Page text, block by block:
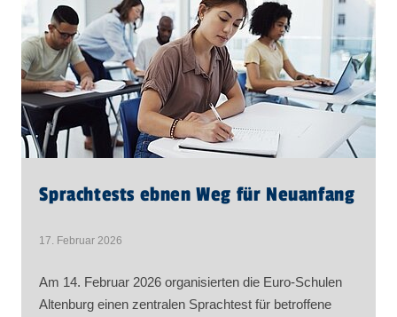
Sprachtests ebnen Weg für Neuanfang
17. Februar 2026
Am 14. Februar 2026 organisierten die Euro-Schulen
Altenburg einen zentralen Sprachtest für betroffene